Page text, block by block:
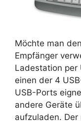
Möchte man
Empfänger
Ladestation per
einen der 4
USB-Ports
andere Geräte
aufzuladen.